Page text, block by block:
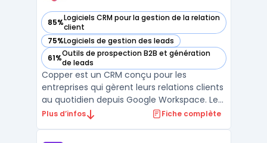
85%Logiciels CRM pour la gestion de la relation
client
— voir Copper dans cette catégorie
75%Logiciels de gestion des leads
— voir Copper dans cette catégorie
61%Outils de prospection B2B et génération
de leads
— voir Copper dans cette catégorie
Copper est un CRM conçu pour les
entreprises qui gèrent leurs relations clients
au quotidien depuis Google Workspace. Les
équipes qui travaillent sur Gmail, Calendar
Plus d’infos Fiche complète